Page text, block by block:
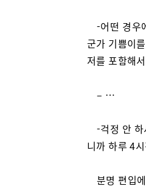
-어떤 경우
군가 기쁨이
저를 포함해
– …
-걱정 안
니까 하루 4
분명 편입